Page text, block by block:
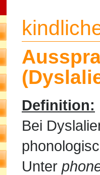
Definition:
Bei
Unter